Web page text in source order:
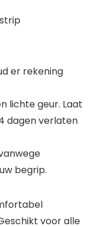
er rekening
lichte geur. Laat
dagen verlaten
begrip.
voor alle